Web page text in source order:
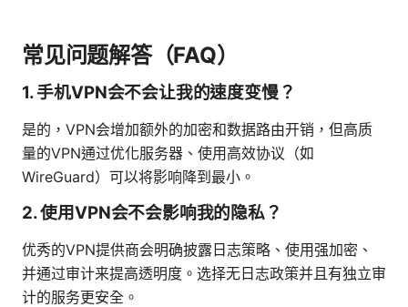
常见问题解答（FAQ）
1. 手机VPN会不会让我的速度变慢？
是的，VPN会增加额外的加密和数据路由开销，但高质
量的VPN通过优化服务器、使用高效协议（如
WireGuard）可以将影响降到最小。
2. 使用VPN会不会影响我的隐私？
优秀的VPN提供商会明确披露日志策略、使用强加密、
并通过审计来提高透明度。选择无日志政策并且有独立审
计的服务更安全。